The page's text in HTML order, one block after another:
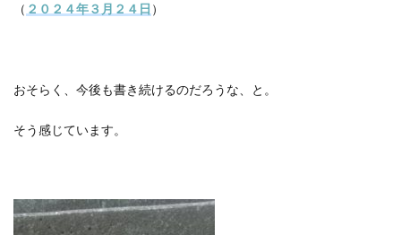
（ ２０２４年３月２４日 ）
おそらく、今後も書き続けるのだろうな、と。
そう感じています。